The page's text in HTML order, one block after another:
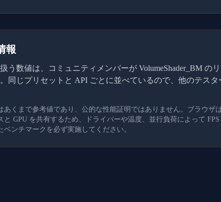
報
う数値は、コミュニティメンバーが VolumeShader_BM
同じプリセットと API ごとに並べているので、他のテス
あくまで参考値であり、公的な性能証明ではありません。ブラウ
と GPU を共有するため、ドライバーや温度、並行負荷によって
ベンチマークを必ず実施してください。